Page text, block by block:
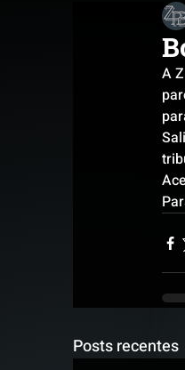
A
Posts recentes